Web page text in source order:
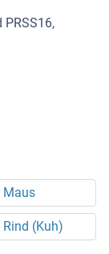
Maus
(Kuh)